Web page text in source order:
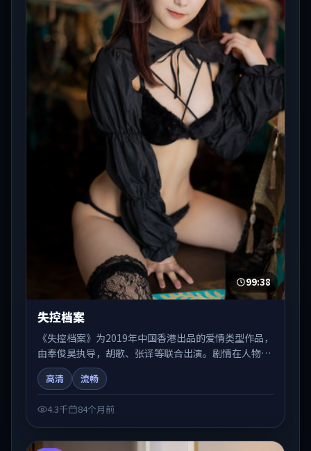
99:38
失控档案
《失控档案》为2019年中国香港出品的爱情类型作品，
由奉俊昊执导，胡歌、张译等联合出演。剧情在人物弧
光与节奏推进中展开，兼具叙事张力与视听质感。适合
关注国产在线观看、热播国产剧与院线佳片的观众收藏
高清 流畅
4.3千 84个月前